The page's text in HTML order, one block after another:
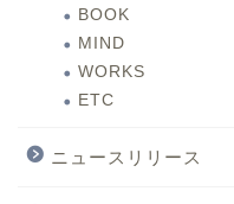
BOOK
MIND
WORKS
ETC
ニュースリリース